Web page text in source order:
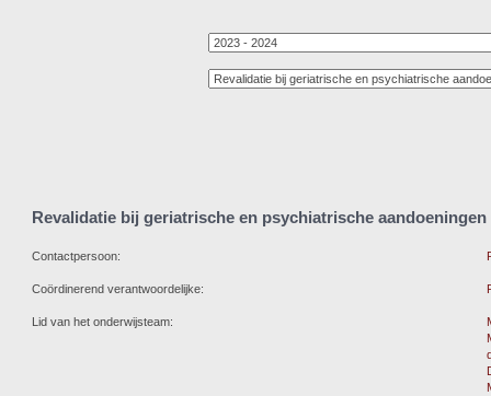
Revalidatie bij geriatrische en psychiatrische aandoeningen
Contactpersoon:
Coördinerend verantwoordelijke:
Lid van het onderwijsteam: